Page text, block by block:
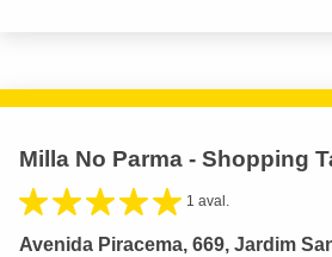
Milla No Parma - Shopping
1 aval.
Avenida Piracema, 669, Jardim